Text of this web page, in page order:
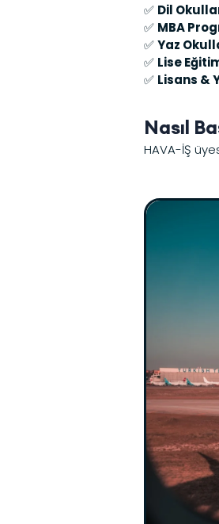
✅ Dil
✅ MBA
✅Yaz
✅ Lise
✅ Lisans &
Nasıl
HAVA-İŞ